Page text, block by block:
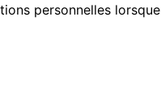
personnelles lorsque